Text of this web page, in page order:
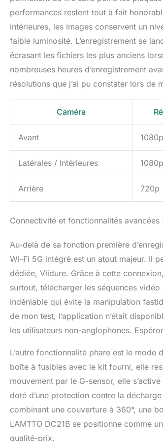
performances restent tout à fait
intérieures, les images conservent un
faible luminosité. L’enregistrement se
écrasant les fichiers les plus anciens
nombreuses heures d’enregistrement
résolutions que j’ai pu constater lors de
Caméra
Avant 1080p
Latérales / Intérieures 1080p
Arrière 720p
Connectivité et fonctionnalités avancées
Au-delà de sa fonction première
Wi-Fi 5G intégré est un atout majeur. Il
dédiée, Viidure. Grâce à cette
surtout, télécharger les séquences
indéniable qui évite la manipulation
de mon test, l’application n’était
les utilisateurs non-anglophones.
L’autre fonctionnalité phare est le
boîte à fusibles avec le kit fourni, elle
mouvement par le G-sensor, elle
doté d’une protection contre la
combinant une couverture à 360°, une
LAMTTO DC21B se positionne comme
qualité-prix.